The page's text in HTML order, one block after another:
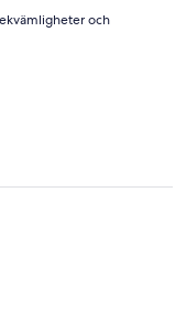
och